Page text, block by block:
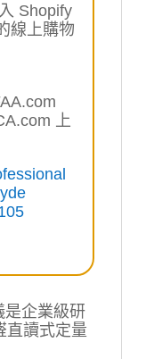
Shopify
線上購物
上
是企業級研
直讀式定量